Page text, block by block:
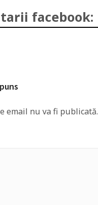
facebook:
email nu va fi publicată.